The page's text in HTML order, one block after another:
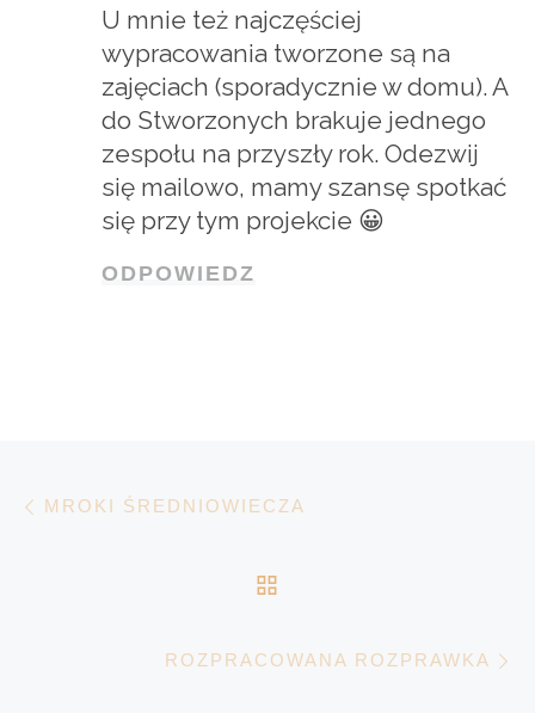
U mnie też najczęściej
wypracowania tworzone są na
zajęciach (sporadycznie w domu). A
do Stworzonych brakuje jednego
zespołu na przyszły rok. Odezwij
się mailowo, mamy szansę spotkać
się przy tym projekcie 😀
ODPOWIEDZ
Nawigacja wpisu
MROKI ŚREDNIOWIECZA
ROZPRACOWANA ROZPRAWKA